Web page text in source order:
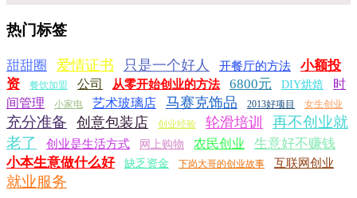
热门标签
甜甜圈 爱情证书 只是一个好人 开餐厅的方法
小额投
资
餐饮加盟 公司 从零开始创业的方法 6800元 DIY烘焙
时
间管理
小家电 艺术玻璃店 马赛克饰品 2013好项目 女生创业
充分准备 创意包装店 创业经验 轮滑培训
再不创业就
老了
创业是生活方式 网上购物 农民创业
生意好不赚钱
小本生意做什么好
缺乏资金 下岗大哥的创业故事 互联网创业
就业服务